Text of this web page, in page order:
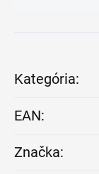
Kategória:
EAN:
Značka: